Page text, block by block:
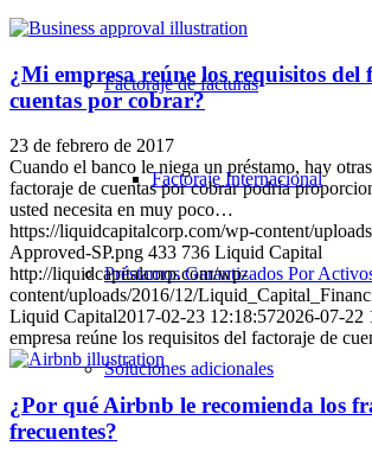
Factoraje de facturas
Factoraje Internacional
Préstamos Garantizados Por
Soluciones adicionales
¿Mi empresa reúne los requisitos del
cuentas por cobrar?
23 de febrero de 2017
Cuando el banco le niega un préstamo, hay
factoraje de cuentas por cobrar podría
usted necesita en muy poco…
https://liquidcapitalcorp.com/wp-content/
Approved-SP.png 433 736 Liquid Capital
http://liquidcapitalcorp.com/wp-
content/uploads/2016/12/
Liquid Capital2017-02-23 12:18:572026-07-22
empresa reúne los requisitos del factoraje de
¿Por qué Airbnb le recomienda los
frecuentes?